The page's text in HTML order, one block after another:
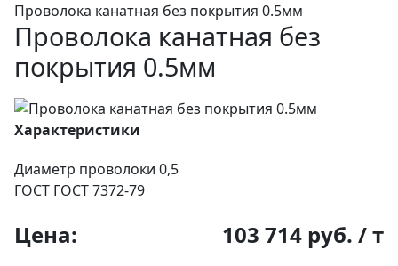
Проволока канатная без покрытия 0.5мм
Проволока канатная без
покрытия 0.5мм
Характеристики
Диаметр проволоки 0,5
ГОСТ ГОСТ 7372-79
Цена: 103 714 руб. / т